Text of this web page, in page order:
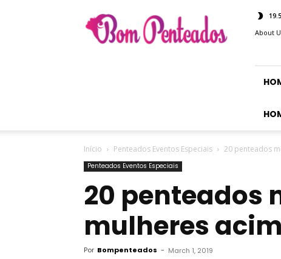
Penteados
19.5
About
Início Penteados Eventos Especiais 20 penteados
Penteados Eventos Especiais
20 penteados
mulheres
Por Bompenteados - March 1, 2019